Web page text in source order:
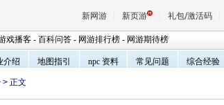
新网游 新页游 礼包/激活码
戏播客 - 百科问答 - 网游排行榜 - 网游期待榜
介绍 地图指引 npc 资料 常见问题 综合经验
> 正文